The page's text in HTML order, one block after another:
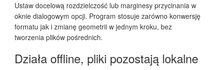
Ustaw docelową rozdzielczość lub marginesy przycinania w
oknie dialogowym opcji. Program stosuje zarówno konwersję
formatu jak i zmianę geometrii w jednym kroku, bez
tworzenia plików pośrednich.
Działa offline, pliki pozostają lokalne